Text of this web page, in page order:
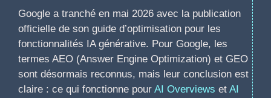
Google a tranché en mai 2026 avec la publication
officielle de son guide d’optimisation pour les
fonctionnalités IA générative. Pour Google, les
termes AEO (Answer Engine Optimization) et GEO
sont désormais reconnus, mais leur conclusion est
claire : ce qui fonctionne pour AI Overviews et AI